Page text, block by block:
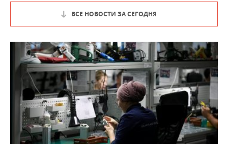
ВСЕ НОВОСТИ ЗА СЕГОДНЯ